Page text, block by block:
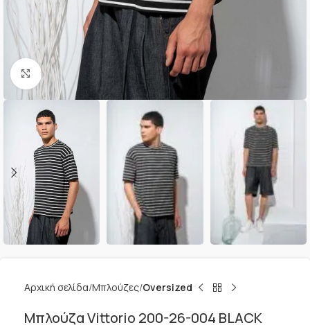
Κλικ για μεγέθυνση
Αρχική σελίδα Μπλούζες Oversized
Μπλούζα Vittorio 200-26-004 BLACK